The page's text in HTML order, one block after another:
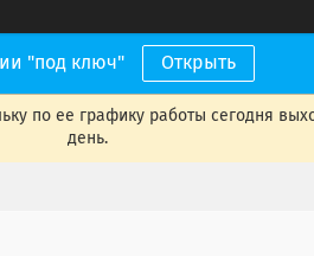
"под ключ" Открыть
по ее графику работы сегодня
день.